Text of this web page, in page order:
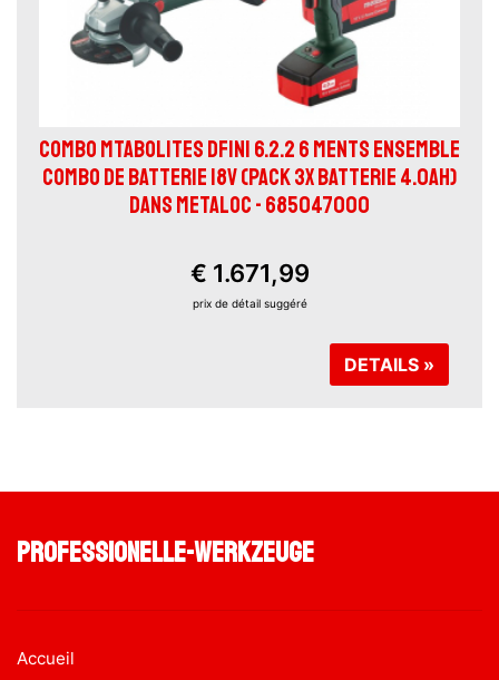
COMBO MTABOLITES DFINI 6.2.2 6 MENTS ENSEMBLE
COMBO DE BATTERIE 18V (PACK 3X BATTERIE 4.0AH)
DANS METALOC - 685047000
€ 1.671,99
prix ​​de détail suggéré
DETAILS »
professionelle-werkzeuge
Accueil